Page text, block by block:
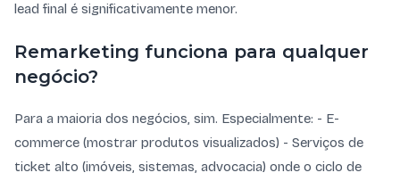
lead final é significativamente menor.
Remarketing funciona para qualquer
negócio?
Para a maioria dos negócios, sim. Especialmente: - E-
commerce (mostrar produtos visualizados) - Serviços de
ticket alto (imóveis, sistemas, advocacia) onde o ciclo de